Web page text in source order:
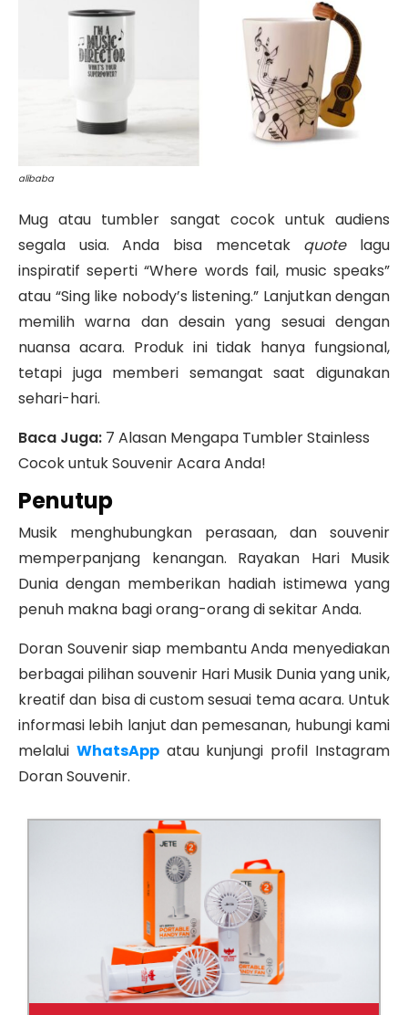
alibaba
Mug atau tumbler sangat cocok untuk audiens
segala usia. Anda bisa mencetak quotelagu
inspiratif seperti “Where words fail, music speaks”
atau “Sing like nobody’s listening.” Lanjutkan dengan
memilih warna dan desain yang sesuai dengan
nuansa acara. Produk ini tidak hanya fungsional,
tetapi juga memberi semangat saat digunakan
sehari-hari.
Baca Juga: 7 Alasan Mengapa Tumbler Stainless
Cocok untuk Souvenir Acara Anda!
Penutup
Musik menghubungkan perasaan, dan souvenir
memperpanjang kenangan. Rayakan Hari Musik
Dunia dengan memberikan hadiah istimewa yang
penuh makna bagi orang-orang di sekitar Anda.
Doran Souvenir siap membantu Anda menyediakan
berbagai pilihan souvenir Hari Musik Dunia yang unik,
kreatif dan bisa di custom sesuai tema acara. Untuk
informasi lebih lanjut dan pemesanan, hubungi kami
melalui WhatsAppatau kunjungi profil Instagram
Doran Souvenir.